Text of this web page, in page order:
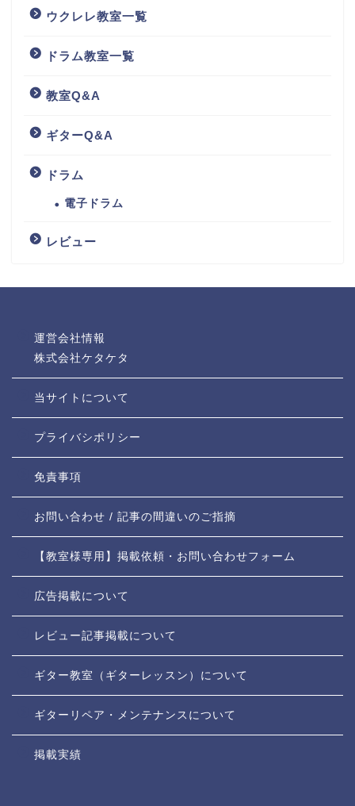
ウクレレ教室一覧
ドラム教室一覧
教室Q&A
ギターQ&A
ドラム
電子ドラム
レビュー
運営会社情報
株式会社ケタケタ
当サイトについて
プライバシポリシー
免責事項
お問い合わせ / 記事の間違いのご指摘
【教室様専用】掲載依頼・お問い合わせフォーム
広告掲載について
レビュー記事掲載について
ギター教室（ギターレッスン）について
ギターリペア・メンテナンスについて
掲載実績